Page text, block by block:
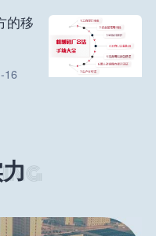
的移
16